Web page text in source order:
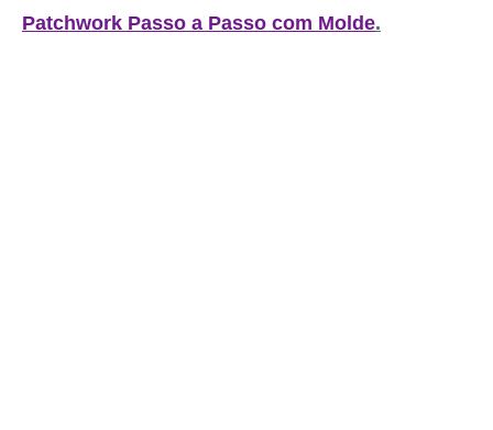
Patchwork Passo a Passo com Molde.